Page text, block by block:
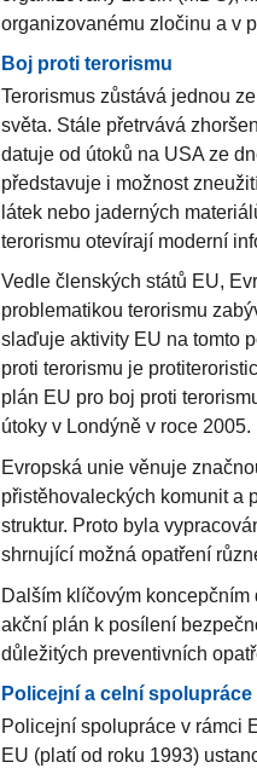
organizovanému zločinu a v
Boj proti terorismu
Terorismus zůstává jednou
světa. Stále přetrvává
datuje od útoků na USA ze
představuje i možnost
látek nebo jaderných
terorismu otevírají moderní
Vedle členských států EU,
problematikou terorismu
slaďuje aktivity EU na tomto
proti terorismu je
plán EU pro boj proti
útoky v Londýně v roce 2005.
Evropská unie věnuje
přistěhovaleckých komunit a
struktur. Proto byla
shrnující možná opatření
Dalším klíčovým
akční plán k posílení
důležitých preventivních
Policejní a celní spolupráce
Policejní spolupráce v rámci
EU (platí od roku 1993)